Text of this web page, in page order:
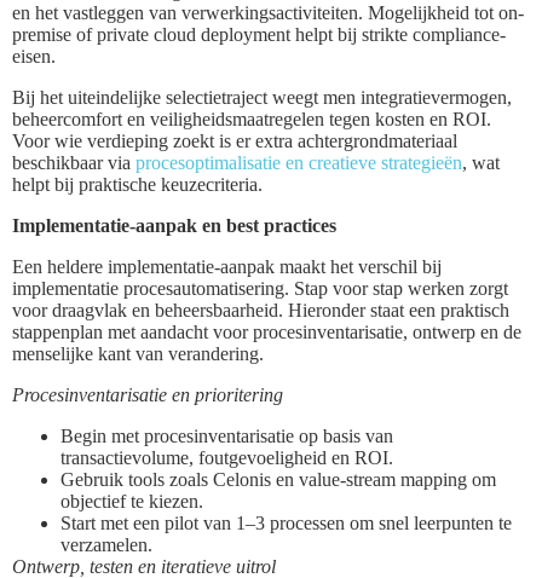
en het vastleggen van verwerkingsactiviteiten. Mogelijkheid tot on-
premise of private cloud deployment helpt bij strikte compliance-
eisen.
Bij het uiteindelijke selectietraject weegt men integratievermogen,
beheercomfort en veiligheidsmaatregelen tegen kosten en ROI.
Voor wie verdieping zoekt is er extra achtergrondmateriaal
beschikbaar via procesoptimalisatie en creatieve strategieën, wat
helpt bij praktische keuzecriteria.
Implementatie-aanpak en best practices
Een heldere implementatie-aanpak maakt het verschil bij
implementatie procesautomatisering. Stap voor stap werken zorgt
voor draagvlak en beheersbaarheid. Hieronder staat een praktisch
stappenplan met aandacht voor procesinventarisatie, ontwerp en de
menselijke kant van verandering.
Procesinventarisatie en prioritering
Begin met procesinventarisatie op basis van
transactievolume, foutgevoeligheid en ROI.
Gebruik tools zoals Celonis en value-stream mapping om
objectief te kiezen.
Start met een pilot van 1–3 processen om snel leerpunten te
verzamelen.
Ontwerp, testen en iteratieve uitrol